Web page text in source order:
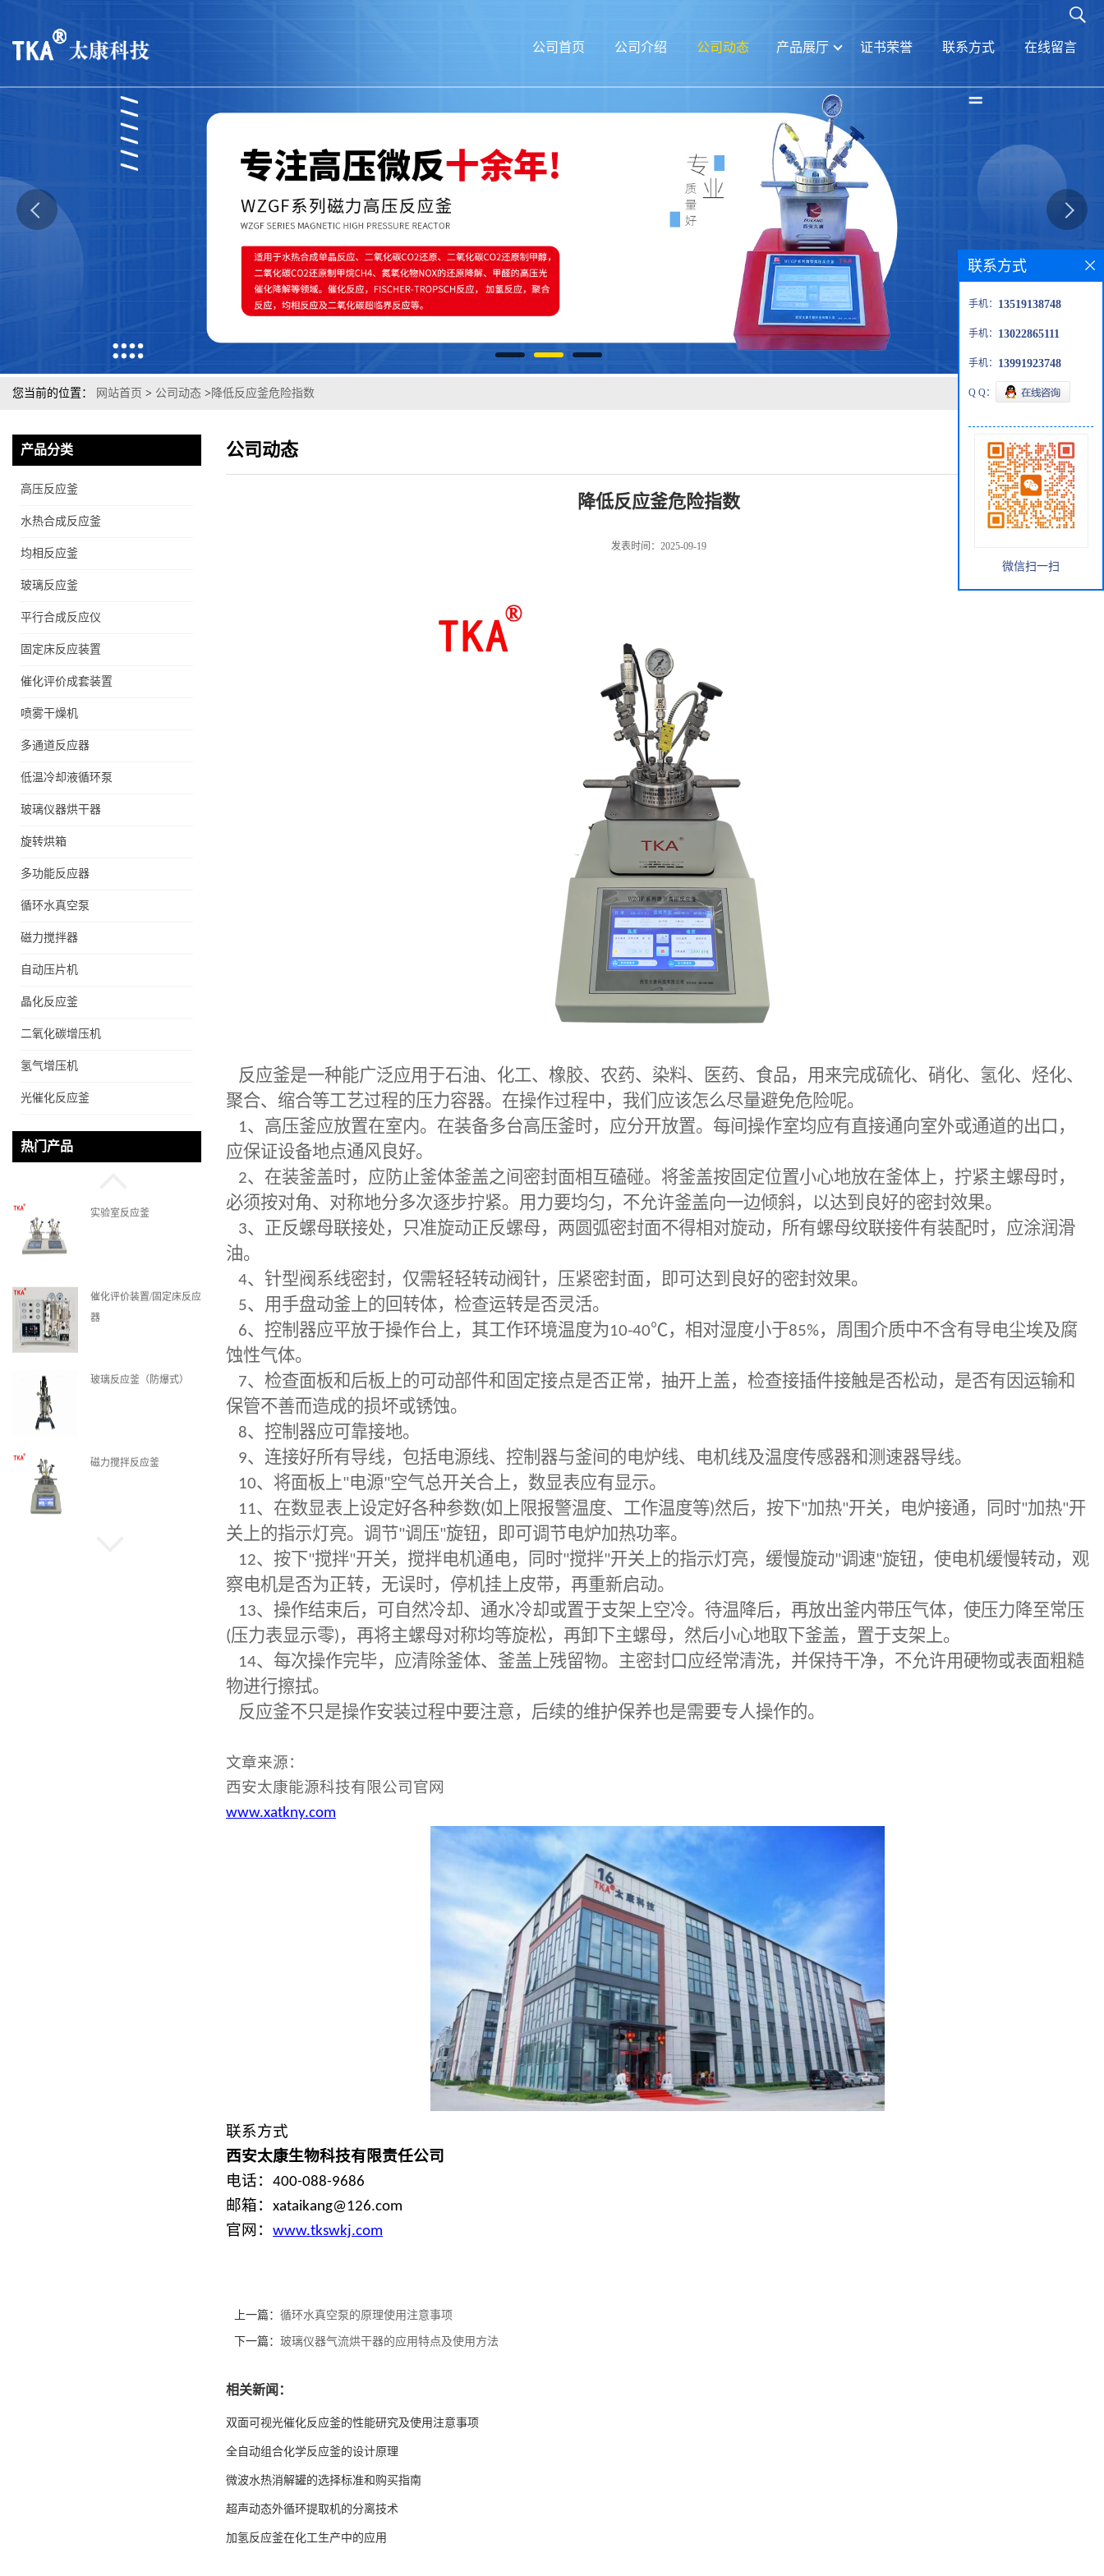
公司首页 公司介绍 公司动态 产品展厅 证书荣誉 联系方式 在线留言
您当前的位置： 网站首页 > 公司动态 > 降低反应釜危险指数
产品分类
高压反应釜
水热合成反应釜
均相反应釜
玻璃反应釜
平行合成反应仪
固定床反应装置
催化评价成套装置
喷雾干燥机
多通道反应器
低温冷却液循环泵
玻璃仪器烘干器
旋转烘箱
多功能反应器
循环水真空泵
磁力搅拌器
自动压片机
晶化反应釜
二氧化碳增压机
氢气增压机
光催化反应釜
热门产品
微通道反应器
实验室反应釜
催化评价装置/固定床反应
器
玻璃反应釜（防爆式）
磁力搅拌反应釜
公司动态
降低反应釜危险指数
发表时间：2025-09-19
反应釜是一种能广泛应用于石油、化工、橡胶、农药、染料、医药、食品，用来完成硫化、硝化、氢化、烃化、
聚合、缩合等工艺过程的压力容器。在操作过程中，我们应该怎么尽量避免危险呢。
1、高压釜应放置在室内。在装备多台高压釜时，应分开放置。每间操作室均应有直接通向室外或通道的出口，
应保证设备地点通风良好。
2、在装釜盖时，应防止釜体釜盖之间密封面相互磕碰。将釜盖按固定位置小心地放在釜体上，拧紧主螺母时，
必须按对角、对称地分多次逐步拧紧。用力要均匀，不允许釜盖向一边倾斜，以达到良好的密封效果。
3、正反螺母联接处，只准旋动正反螺母，两圆弧密封面不得相对旋动，所有螺母纹联接件有装配时，应涂润滑
油。
4、针型阀系线密封，仅需轻轻转动阀针，压紧密封面，即可达到良好的密封效果。
5、用手盘动釜上的回转体，检查运转是否灵活。
6、控制器应平放于操作台上，其工作环境温度为10-40℃，相对湿度小于85%，周围介质中不含有导电尘埃及腐
蚀性气体。
7、检查面板和后板上的可动部件和固定接点是否正常，抽开上盖，检查接插件接触是否松动，是否有因运输和
保管不善而造成的损坏或锈蚀。
8、控制器应可靠接地。
9、连接好所有导线，包括电源线、控制器与釜间的电炉线、电机线及温度传感器和测速器导线。
10、将面板上"电源"空气总开关合上，数显表应有显示。
11、在数显表上设定好各种参数(如上限报警温度、工作温度等)然后，按下"加热"开关，电炉接通，同时"加热"开
关上的指示灯亮。调节"调压"旋钮，即可调节电炉加热功率。
12、按下"搅拌"开关，搅拌电机通电，同时"搅拌"开关上的指示灯亮，缓慢旋动"调速"旋钮，使电机缓慢转动，观
察电机是否为正转，无误时，停机挂上皮带，再重新启动。
13、操作结束后，可自然冷却、通水冷却或置于支架上空冷。待温降后，再放出釜内带压气体，使压力降至常压
(压力表显示零)，再将主螺母对称均等旋松，再卸下主螺母，然后小心地取下釜盖，置于支架上。
14、每次操作完毕，应清除釜体、釜盖上残留物。主密封口应经常清洗，并保持干净，不允许用硬物或表面粗糙
物进行擦拭。
反应釜不只是操作安装过程中要注意，后续的维护保养也是需要专人操作的。
文章来源：
西安太康能源科技有限公司官网
www.xatkny.com
联系方式
西安太康生物科技有限责任公司
电话： 400-088-9686
邮箱： xataikang@126.com
官网： www.tkswkj.com
上一篇： 循环水真空泵的原理使用注意事项
下一篇： 玻璃仪器气流烘干器的应用特点及使用方法
相关新闻：
双面可视光催化反应釜的性能研究及使用注意事项
全自动组合化学反应釜的设计原理
微波水热消解罐的选择标准和购买指南
超声动态外循环提取机的分离技术
加氢反应釜在化工生产中的应用
联系方式
手机： 13519138748
手机： 13022865111
手机： 13991923748
Q Q：
微信扫一扫